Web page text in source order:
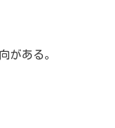
がある。